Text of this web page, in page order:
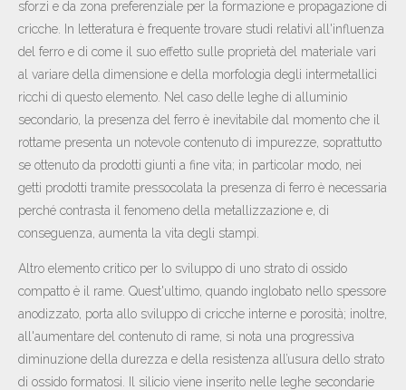
sforzi e da zona preferenziale per la formazione e propagazione di
cricche. In letteratura è frequente trovare studi relativi all'influenza
del ferro e di come il suo effetto sulle proprietà del materiale vari
al variare della dimensione e della morfologia degli intermetallici
ricchi di questo elemento. Nel caso delle leghe di alluminio
secondario, la presenza del ferro è inevitabile dal momento che il
rottame presenta un notevole contenuto di impurezze, soprattutto
se ottenuto da prodotti giunti a fine vita; in particolar modo, nei
getti prodotti tramite pressocolata la presenza di ferro è necessaria
perché contrasta il fenomeno della metallizzazione e, di
conseguenza, aumenta la vita degli stampi.
Altro elemento critico per lo sviluppo di uno strato di ossido
compatto è il rame. Quest'ultimo, quando inglobato nello spessore
anodizzato, porta allo sviluppo di cricche interne e porosità; inoltre,
all'aumentare del contenuto di rame, si nota una progressiva
diminuzione della durezza e della resistenza all’usura dello strato
di ossido formatosi. Il silicio viene inserito nelle leghe secondarie